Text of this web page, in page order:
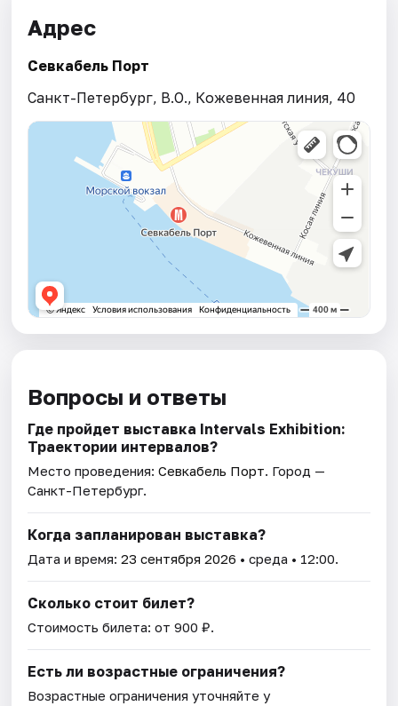
Адрес
Севкабель Порт
Санкт-Петербург, В.О., Кожевенная линия, 40
Вопросы и ответы
Где пройдет выставка Intervals Exhibition:
Траектории интервалов?
Место проведения:Севкабель Порт. Город —
Санкт-Петербург.
Когда запланирован выставка?
Дата и время:23 сентября 2026 • среда • 12:00.
Сколько стоит билет?
Стоимость билета: от 900 ₽.
Есть ли возрастные ограничения?
Возрастные ограничения уточняйте у